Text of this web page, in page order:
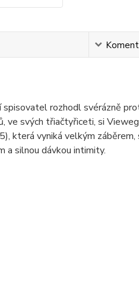
spisovatel rozhodl svérázně
svých třiačtyřiceti, si
která vyniká velkým
a silnou dávkou intimity.